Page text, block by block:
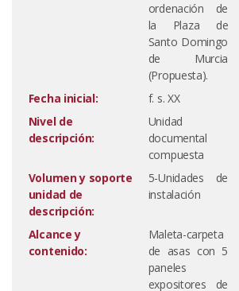
ordenación de
la Plaza de
Santo Domingo
de Murcia
(Propuesta).
Fecha inicial:
f. s. XX
Nivel de
descripción:
Unidad
documental
compuesta
Volumen y soporte
unidad de
descripción:
5-Unidades de
instalación
Alcance y
contenido:
Maleta-carpeta
de asas con 5
paneles
expositores de